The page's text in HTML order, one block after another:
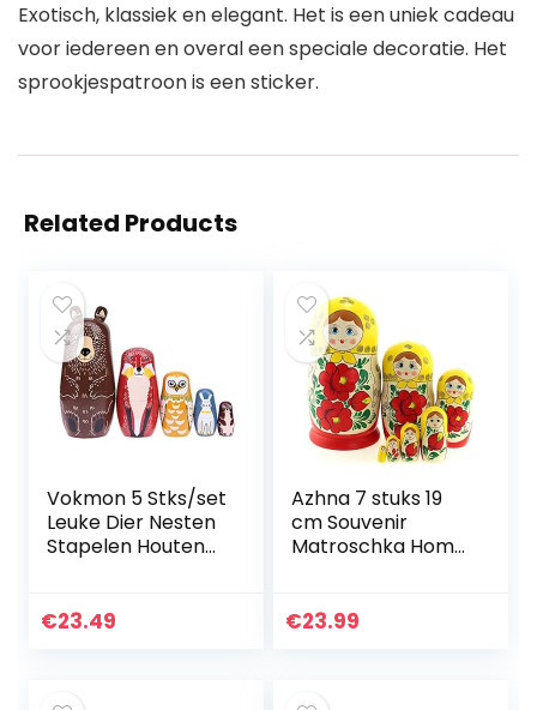
Exotisch, klassiek en elegant. Het is een uniek cadeau
voor iedereen en overal een speciale decoratie. Het
sprookjespatroon is een sticker.
Related Products
Vokmon 5 Stks/set
Leuke Dier Nesten
Stapelen Houten
Cartoon Dier
€23.49
Azhna 7 stuks 19
cm Souvenir
Matroschka Home
Nesting pop met
€23.99